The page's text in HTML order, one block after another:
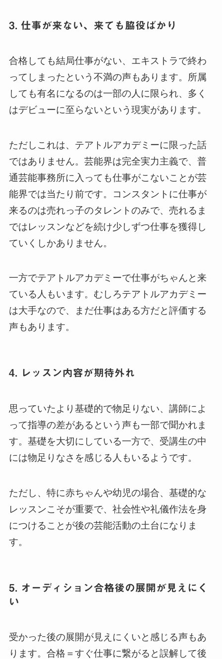
3. 仕事が来ない、来ても脇役ばかり
合格しても結局仕事がない、エキストラで終わ
ってしまったという不満の声もあります。所属
しても有名になるのは一部の人に限られ、多く
はデビューに至らないという現実があります。
ただしこれは、テアトルアカデミーに限った話
ではありません。芸能界は完全実力主義で、普
通芸能事務所に入っても仕事がこないことが芸
能界では当たり前です。コンスタントに仕事が
来るのは売れっ子のタレントのみで、売れるま
ではレッスンなどを続け少しずつ仕事を獲得し
ていくしかありません。
一方でテアトルアカデミーで仕事がちゃんと来
ている人もいます。むしろテアトルアカデミー
は大手なので、まだ仕事はある方だと評価する
声もあります。
4. レッスン内容が期待外れ
思っていたより基礎的で物足りない、講師によ
って指導の差があるという声も一部で聞かれま
す。基礎を大切にしている一方で、受講生の中
には物足りなさを感じる人もいるようです。
ただし、特に赤ちゃんや幼児の場合、基礎的な
レッスンこそが重要で、社会性や礼儀作法を身
につけることが後の芸能活動の土台になりま
す。
5. オーディション合格後の展開が見えにく
い
受かった後の展開が見えにくいと感じる声もあ
ります。合格＝すぐ仕事に繋がると誤解して後